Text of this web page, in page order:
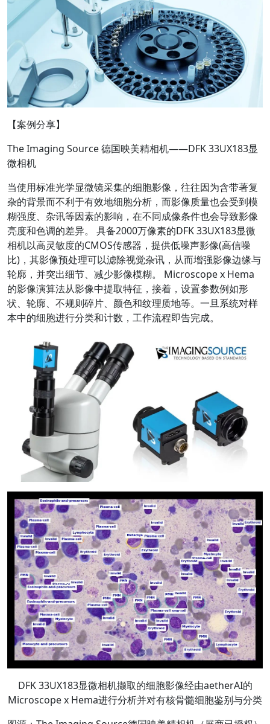
【案例分享】
The Imaging Source 德国映美精相机——DFK 33UX183显
微相机
当使用标准光学显微镜采集的细胞影像，往往因为含带著复
杂的背景而不利于有效地细胞分析，而影像质量也会受到模
糊强度、杂讯等因素的影响，在不同成像条件也会导致影像
亮度和色调的差异。 具备2000万像素的DFK 33UX183显微
相机以高灵敏度的CMOS传感器，提供低噪声影像(高信噪
比)，其影像预处理可以滤除视觉杂讯，从而增强影像边缘与
轮廓，并突出细节、减少影像模糊。 Microscope x Hema
的影像演算法从影像中提取特征，接着，设置参数例如形
状、轮廓、不规则碎片、颜色和纹理质地等。一旦系统对样
本中的细胞进行分类和计数，工作流程即告完成。
DFK 33UX183显微相机撷取的细胞影像经由aetherAI的
Microscope x Hema进行分析并对有核骨髓细胞鉴别与分类